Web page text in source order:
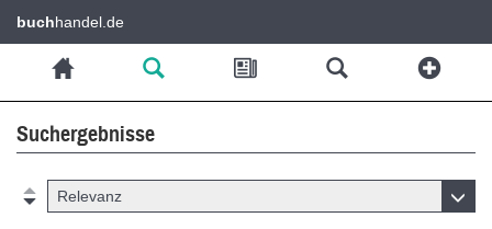
buchhandel.de
Suchergebnisse
Relevanz